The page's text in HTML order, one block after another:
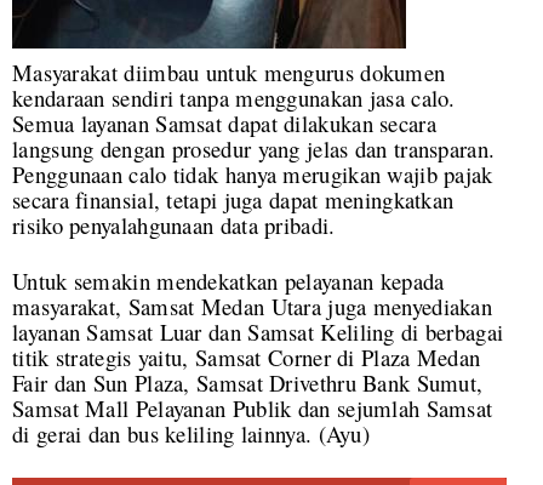
Masyarakat diimbau untuk mengurus dokumen
kendaraan sendiri tanpa menggunakan jasa calo.
Semua layanan Samsat dapat dilakukan secara
langsung dengan prosedur yang jelas dan transparan.
Penggunaan calo tidak hanya merugikan wajib pajak
secara finansial, tetapi juga dapat meningkatkan
risiko penyalahgunaan data pribadi.
Untuk semakin mendekatkan pelayanan kepada
masyarakat, Samsat Medan Utara juga menyediakan
layanan Samsat Luar dan Samsat Keliling di berbagai
titik strategis yaitu, Samsat Corner di Plaza Medan
Fair dan Sun Plaza, Samsat Drivethru Bank Sumut,
Samsat Mall Pelayanan Publik dan sejumlah Samsat
di gerai dan bus keliling lainnya. (Ayu)